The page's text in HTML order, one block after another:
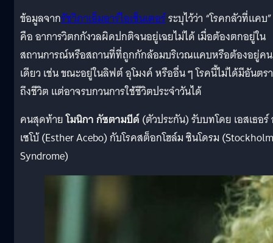
ข้อมูลจากรัชวิภาเอ็มอาร์ไอเซ็นเตอร์ระบุไว้ว่า “โรคกลัวที่แคบ”
คือ อาการวิตกกังวลผิดปกติจนอยู่เฉยไม่ได้ เมื่อต้องตกอยู่ใน
สถานการณ์หรือสถานที่ที่ถูกกักล้อมบริเวณแคบหรือต้องอยู่คน
เดียว เช่น ขณะอยู่ในลิฟต์ อุโมงค์ หรืออื่น ๆ โรคนี้ไม่ได้มีอันตร
ถึงชีวิต แต่อาจรบกวนการใช้ชีวิตประจำวันได้
คนสุดท้ายโมนิกา กัซตามบีด์(ตัวประกัน) รับบทโดย เอสเธอร์
เซโบ้ (Esther Acebo) กับโรคสต็อกโฮล์ม ซินโดรม (Stockholm
Syndrome)